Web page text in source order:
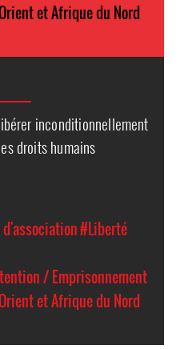
et Afrique du Nord
inconditionnellement
droits humains
#Liberté
/ Emprisonnement
et Afrique du Nord